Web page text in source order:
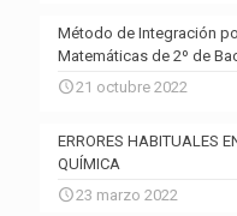
Método de Integración
Matemáticas de 2º de
21 octubre 2022
ERRORES HABITUALES
QUÍMICA
23 marzo 2022